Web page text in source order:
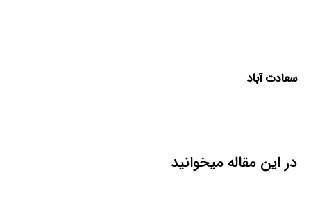
سعادت آباد
در این مقاله میخوانید